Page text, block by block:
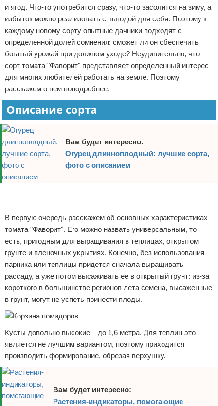
Начало бизнеса
Обзоры услуг
Самосовершенствование
Деловое общение
Менеджмент
Отказ от ответственности
и ягод. Что-то употребится сразу, что-то засолится на зиму, а
избыток можно реализовать с выгодой для себя. Поэтому к
каждому новому сорту опытные дачники подходят с
определенной долей сомнения: сможет ли он обеспечить
богатый урожай при должном уходе? Неудивительно, что
сорт томата "Фаворит" представляет определенный интерес
для многих любителей работать на земле. Поэтому
расскажем о нем поподробнее.
Описание сорта
Вам будет интересно:
Огурец длинноплодный: лучшие сорта,
фото с описанием
В первую очередь расскажем об основных характеристиках
томата "Фаворит". Его можно назвать универсальным, то
есть, пригодным для выращивания в теплицах, открытом
грунте и пленочных укрытиях. Конечно, без использования
парника или теплицы придется сначала выращивать
рассаду, а уже потом высаживать ее в открытый грунт: из-за
короткого в большинстве регионов лета семена, высаженные
в грунт, могут не успеть принести плоды.
Кусты довольно высокие – до 1,6 метра. Для теплиц это
является не лучшим вариантом, поэтому приходится
производить формирование, обрезая верхушку.
Вам будет интересно:
Растения-индикаторы, помогающие